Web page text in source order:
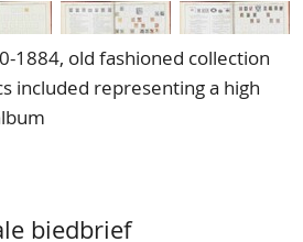
1884, old fashioned collection
included representing a high
biedbrief